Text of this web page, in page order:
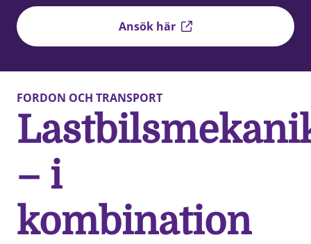
Ansök här
FORDON OCH TRANSPORT
– i
kombination